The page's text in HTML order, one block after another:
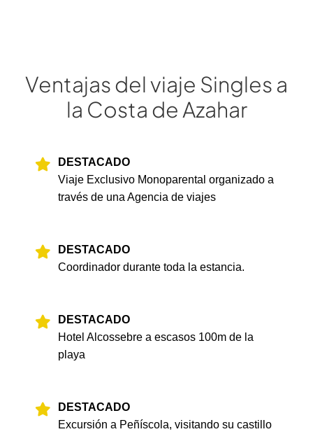
Ventajas del viaje Singles a
la Costa de Azahar
DESTACADO
Viaje Exclusivo Monoparental organizado a
través de una Agencia de viajes
DESTACADO
Coordinador durante toda la estancia.
DESTACADO
Hotel Alcossebre a escasos 100m de la
playa
DESTACADO
Excursión a Peñíscola, visitando su castillo